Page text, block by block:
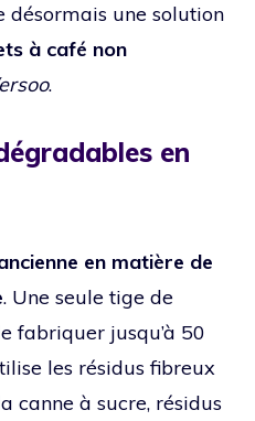
désormais une solution
à café non
.
en
en matière de
. Une seule tige de
fabriquer jusqu’à 50
les résidus fibreux
canne à sucre, résidus